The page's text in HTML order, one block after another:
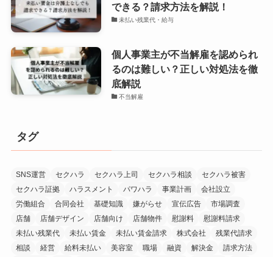
できる？請求方法を解説！
未払い残業代・給与
個人事業主が不当解雇を認められ
るのは難しい？正しい対処法を徹
底解説
不当解雇
タグ
SNS運営 セクハラ セクハラ上司 セクハラ相談
セクハラ被害
セクハラ証拠
ハラスメント パワハラ 事業計画
会社設立
労働組合
合同会社 基礎知識 嫌がらせ 宣伝広告
市場調査
店舗
店舗デザイン 店舗向け 店舗物件 慰謝料
慰謝料請求
未払い残業代
未払い賃金 未払い賃金請求 株式会社
残業代請求
相談
経営 給料未払い 美容室 職場 融資 解決金
請求方法